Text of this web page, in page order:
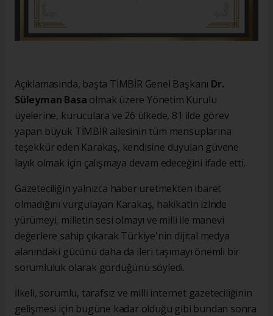
Açıklamasında, başta TİMBİR Genel Başkanı Dr.
Süleyman Basa olmak üzere Yönetim Kurulu
üyelerine, kuruculara ve 26 ülkede, 81 ilde görev
yapan büyük TİMBİR ailesinin tüm mensuplarına
teşekkür eden Karakaş, kendisine duyulan güvene
layık olmak için çalışmaya devam edeceğini ifade etti.
Gazeteciliğin yalnızca haber üretmekten ibaret
olmadığını vurgulayan Karakaş, hakikatin izinde
yürümeyi, milletin sesi olmayı ve milli ile manevi
değerlere sahip çıkarak Türkiye'nin dijital medya
alanındaki gücünü daha da ileri taşımayı önemli bir
sorumluluk olarak gördüğünü söyledi.
İlkeli, sorumlu, tarafsız ve milli internet gazeteciliğinin
gelişmesi için bugüne kadar olduğu gibi bundan sonra